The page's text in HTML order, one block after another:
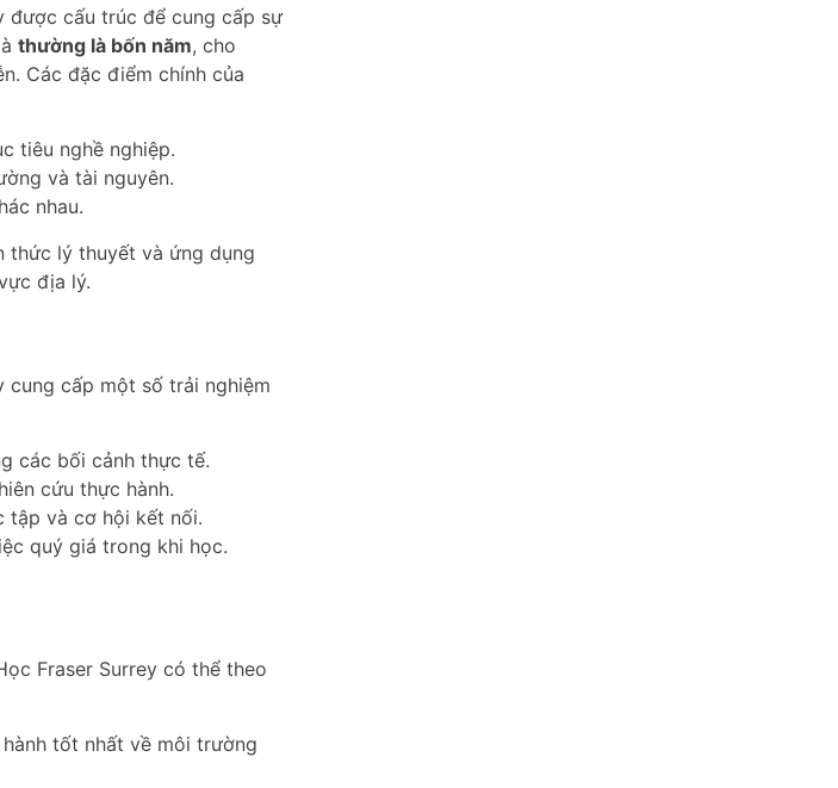
được cấu trúc để cung cấp sự
thường là bốn năm, cho
Các đặc điểm chính của
tiêu nghề nghiệp.
và tài nguyên.
nhau.
thức lý thuyết và ứng dụng
địa lý.
cung cấp một số trải nghiệm
các bối cảnh thực tế.
cứu thực hành.
tập và cơ hội kết nối.
quý giá trong khi học.
Fraser Surrey có thể theo
tốt nhất về môi trường